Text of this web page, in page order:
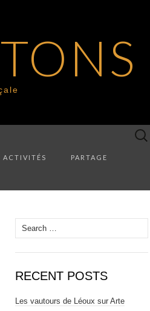
ACTIVITÉS PARTAGE
Search
Search for:
RECENT POSTS
Les vautours de Léoux sur Arte